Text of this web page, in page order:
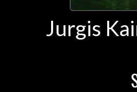
Jurgis